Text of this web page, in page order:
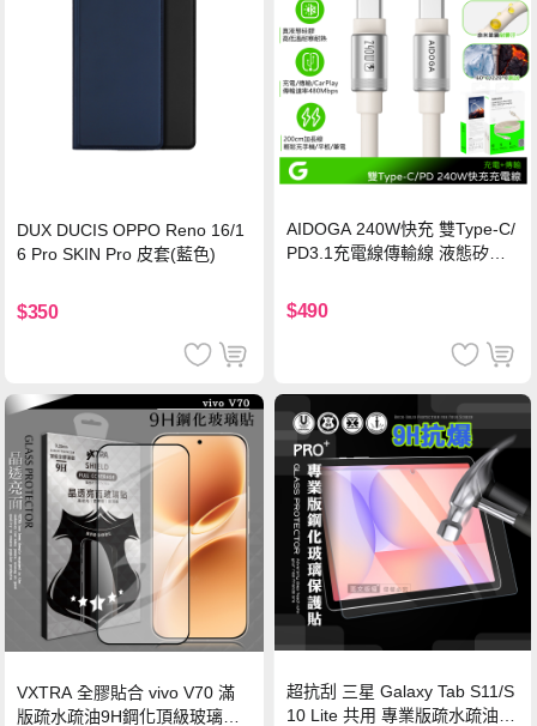
DUX DUCIS OPPO Reno 16/1
6 Pro SKIN Pro 皮套(藍色)
$350
AIDOGA 240W快充 雙Type-C/
PD3.1充電線傳輸線 液態矽膠
機/平板/筆電
$490
VXTRA 全膠貼合 vivo V70 滿
版疏水疏油9H鋼化頂級玻璃貼
超抗刮 三星 Galaxy Tab S11/S
10 Lite 共用 專業版疏水疏油9